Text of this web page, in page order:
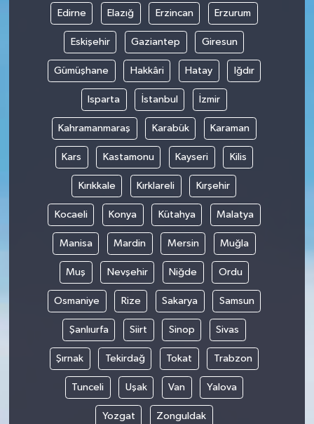
Edirne Elazığ Erzincan Erzurum
Eskişehir Gaziantep Giresun
Gümüşhane Hakkâri Hatay Iğdır
Isparta İstanbul İzmir
Kahramanmaraş Karabük Karaman
Kars Kastamonu Kayseri Kilis
Kırıkkale Kırklareli Kırşehir
Kocaeli Konya Kütahya Malatya
Manisa Mardin Mersin Muğla
Muş Nevşehir Niğde Ordu
Osmaniye Rize Sakarya Samsun
Şanlıurfa Siirt Sinop Sivas
Şırnak Tekirdağ Tokat Trabzon
Tunceli Uşak Van Yalova
Yozgat Zonguldak